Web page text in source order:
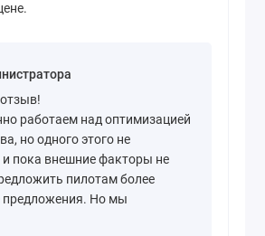
работаем над оптимизацией
но одного этого не
и пока внешние факторы не
пилотам более
предложения. Но мы